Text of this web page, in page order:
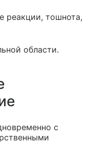
реакции, тошнота,
области.
с